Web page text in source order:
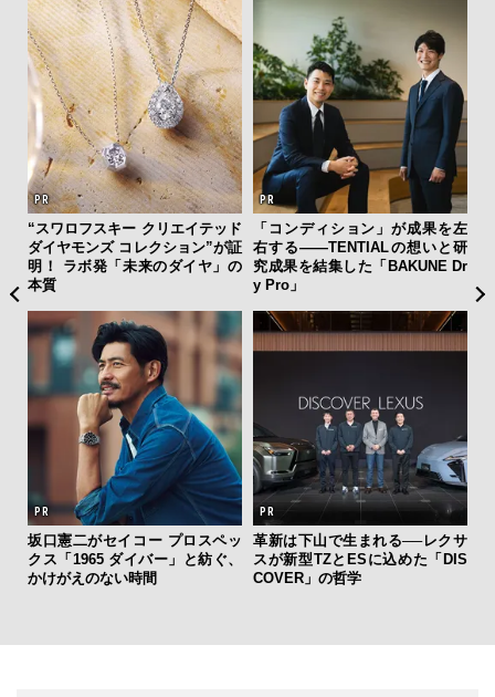
“スワロフスキー クリエイテッド
ダイヤモンズ コレクション”が証
明！ ラボ発「未来のダイヤ」の
本質
「コンディション」が成果を左
右する——TENTIALの想いと研
究成果を結集した「BAKUNE Dr
y Pro」
坂口憲二がセイコー プロスペッ
クス「1965 ダイバー」と紡ぐ、
かけがえのない時間
革新は下山で生まれる──レクサ
スが新型TZとESに込めた「DIS
COVER」の哲学